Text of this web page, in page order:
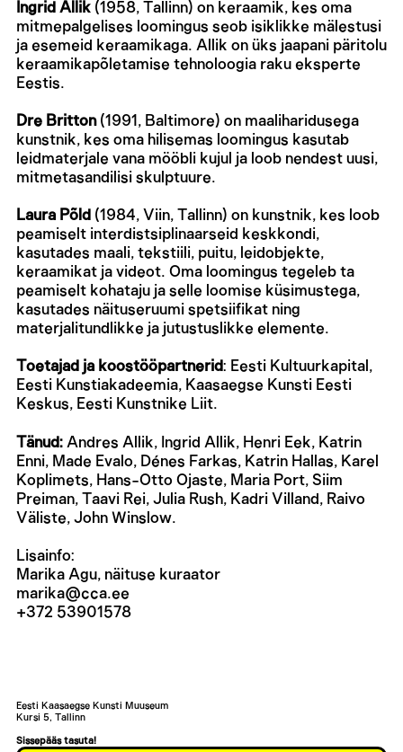
Ingrid Allik (1958, Tallinn) on keraamik, kes oma
mitmepalgelises loomingus seob isiklikke mälestusi
ja esemeid keraamikaga. Allik on üks jaapani päritolu
keraamikapõletamise tehnoloogia raku eksperte
Eestis.
Dre Britton(1991, Baltimore) on maaliharidusega
kunstnik, kes oma hilisemas loomingus kasutab
leidmaterjale vana mööbli kujul ja loob nendest uusi,
mitmetasandilisi skulptuure.
Laura Põld (1984, Viin, Tallinn) on kunstnik, kes loob
peamiselt interdistsiplinaarseid keskkondi,
kasutades maali, tekstiili, puitu, leidobjekte,
keraamikat ja videot. Oma loomingus tegeleb ta
peamiselt kohataju ja selle loomise küsimustega,
kasutades näituseruumi spetsiifikat ning
materjalitundlikke ja jutustuslikke elemente.
Toetajad ja koostööpartnerid: Eesti Kultuurkapital,
Eesti Kunstiakadeemia, Kaasaegse Kunsti Eesti
Keskus, Eesti Kunstnike Liit.
Tänud: Andres Allik, Ingrid Allik, Henri Eek, Katrin
Enni, Made Evalo, Dénes Farkas, Katrin Hallas, Karel
Koplimets, Hans-Otto Ojaste, Maria Port, Siim
Preiman, Taavi Rei, Julia Rush, Kadri Villand, Raivo
Väliste, John Winslow.
Lisainfo:
Marika Agu, näituse kuraator
marika@cca.ee
+372 53901578
Eesti Kaasaegse Kunsti Muuseum
Kursi 5, Tallinn
Sissepääs tasuta!